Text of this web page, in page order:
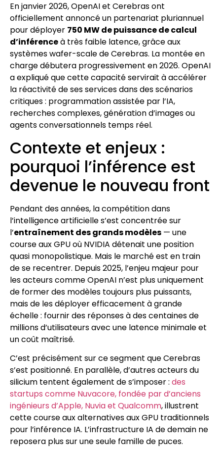
En janvier 2026, OpenAI et Cerebras ont
officiellement annoncé un partenariat pluriannuel
pour déployer 750 MW de puissance de calcul
d’inférenceà très faible latence, grâce aux
systèmes wafer-scale de Cerebras. La montée en
charge débutera progressivement en 2026. OpenAI
a expliqué que cette capacité servirait à accélérer
la réactivité de ses services dans des scénarios
critiques : programmation assistée par l’IA,
recherches complexes, génération d’images ou
agents conversationnels temps réel.
Contexte et enjeux :
pourquoi l’inférence est
devenue le nouveau front
Pendant des années, la compétition dans
l’intelligence artificielle s’est concentrée sur
l’entraînement des grands modèles — une
course aux GPU où NVIDIA détenait une position
quasi monopolistique. Mais le marché est en train
de se recentrer. Depuis 2025, l’enjeu majeur pour
les acteurs comme OpenAI n’est plus uniquement
de former des modèles toujours plus puissants,
mais de les déployer efficacement à grande
échelle : fournir des réponses à des centaines de
millions d’utilisateurs avec une latence minimale et
un coût maîtrisé.
C’est précisément sur ce segment que Cerebras
s’est positionné. En parallèle, d’autres acteurs du
silicium tentent également de s’imposer : des
startups comme Nuvacore, fondée par d’anciens
ingénieurs d’Apple, Nuvia et Qualcomm, illustrent
cette course aux alternatives aux GPU traditionnels
pour l’inférence IA. L’infrastructure IA de demain ne
reposera plus sur une seule famille de puces.